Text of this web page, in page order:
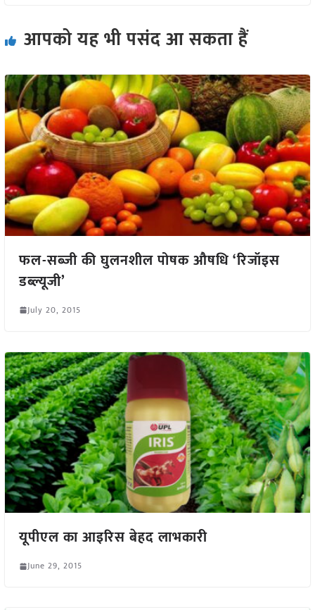
आपको यह भी पसंद आ सकता हैं
फल-सब्जी की घुलनशील पोषक औषधि ‘रिजॉइस
डब्ल्यूजी’
July 20, 2015
यूपीएल का आइरिस बेहद लाभकारी
June 29, 2015